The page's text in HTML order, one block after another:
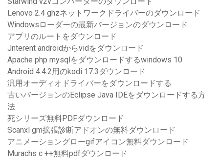
Lenovo 2.4 ghzネットワークドライバーのダウンロード
Windowsローダーの最新バージョンのダウンロード
アプリのルートをダウンロード
Jnterent androidからvidをダウンロード
Apache php mysqlをダウンロードするwindows 10
Android 4.4.2用のkodi 17.3ダウンロード
汎用オーディオドライバーをダウンロードする
古いバージョンのEclipse Java IDEをダウンロードする方
法
死シリーズ無料PDFダウンロード
Scanxl gm拡張診断アドオンの無料ダウンロード
アニメーショングローgifアイコン無料ダウンロード
Murachs c ++無料pdfダウンロード